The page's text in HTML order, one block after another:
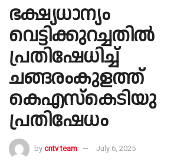
ഭക്ഷ്യധാന്യം
വെട്ടിക്കുറച്ചതിൽ
പ്രതിഷേധിച്ച്
ചങ്ങരംകുളത്ത്
കെഎസ്കെടിയു
പ്രതിഷേധം
by cntv team July 6, 2025